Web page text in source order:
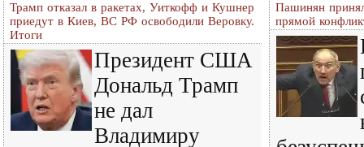
Трамп отказал в ракетах, Уиткофф и Кушнер
приедут в Киев, ВС РФ освободили Веровку.
Итоги
Президент США
Дональд Трамп
не дал
Владимиру
Пашинян
прямой